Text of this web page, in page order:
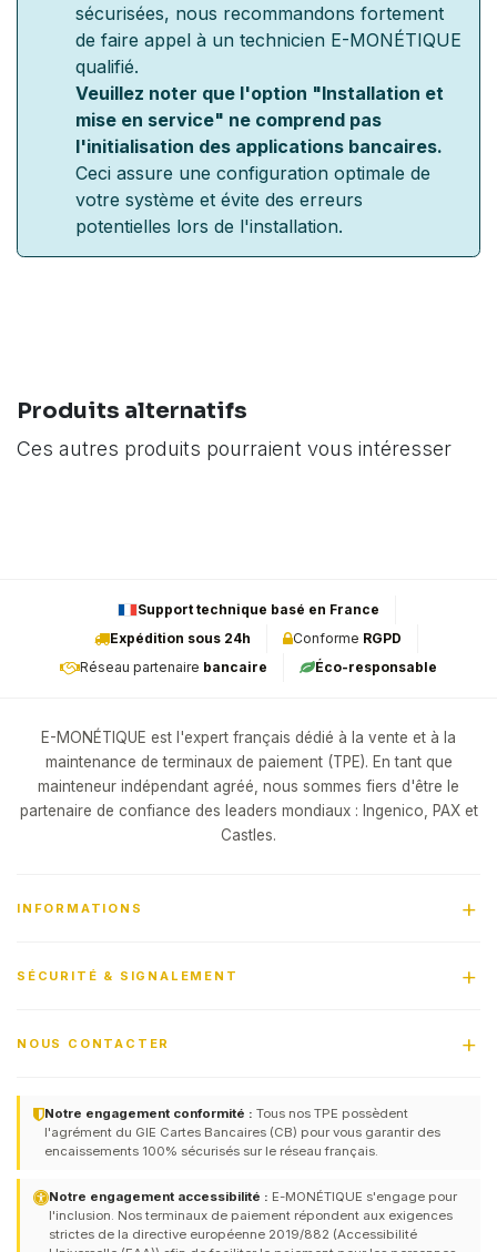
sécurisées, nous recommandons fortement
de faire appel à un technicien E-MONÉTIQUE
qualifié.
Veuillez noter que l'option "Installation et
mise en service" ne comprend pas
l'initialisation des applications bancaires.
Ceci assure une configuration optimale de
votre système et évite des erreurs
potentielles lors de l'installation.
Produits alternatifs
Ces autres produits pourraient vous intéresser
Support technique basé en France
Expédition sous 24h
Conforme RGPD
Réseau partenaire bancaire Éco-responsable
E-MONÉTIQUE est l'expert français dédié à la vente et à la
maintenance de terminaux de paiement (TPE). En tant que
mainteneur indépendant agréé, nous sommes fiers d'être le
partenaire de confiance des leaders mondiaux : Ingenico, PAX et
Castles.
INFORMATIONS
SÉCURITÉ & SIGNALEMENT
NOUS CONTACTER
Notre engagement conformité : Tous nos TPE possèdent
l'agrément du GIE Cartes Bancaires (CB) pour vous garantir des
encaissements 100% sécurisés sur le réseau français.
Notre engagement accessibilité : E-MONÉTIQUE s'engage pour
l'inclusion. Nos terminaux de paiement répondent aux exigences
strictes de la directive européenne 2019/882 (Accessibilité